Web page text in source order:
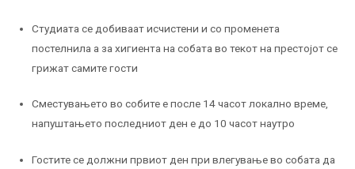
Студиата се добиваат исчистени и со променета
постелнила а за хигиента на собата во текот на престојот се
грижат самите гости
Сместувањето во собите е после 14 часот локално време,
напуштањето последниот ден е до 10 часот наутро
Гостите се должни првиот ден при влегување во собата да